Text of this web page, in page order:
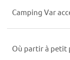
Camping Var
Où partir à petit